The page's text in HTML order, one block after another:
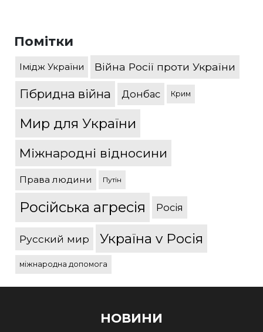
Помітки
Імідж України Війна Росії проти України
Гібридна війна Донбас Крим
Мир для України
Міжнародні відносини
Права людини Путін
Російська агресія Росія
Русский мир Україна v Росія
міжнародна допомога
НОВИНИ